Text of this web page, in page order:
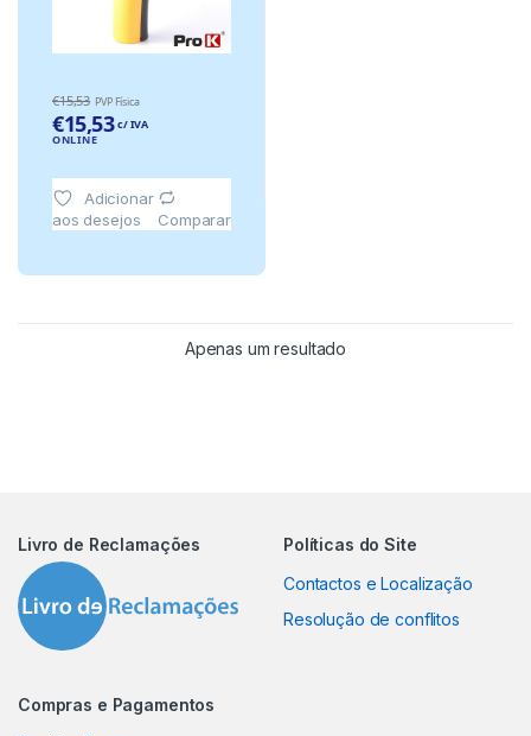
€15,53 PVP Física
€15,53 c/ IVA
ONLINE
Adicionar
aos desejos
Comparar
Apenas um resultado
Livro de Reclamações
Políticas do Site
Contactos e Localização
Resolução de conflitos
Compras e Pagamentos